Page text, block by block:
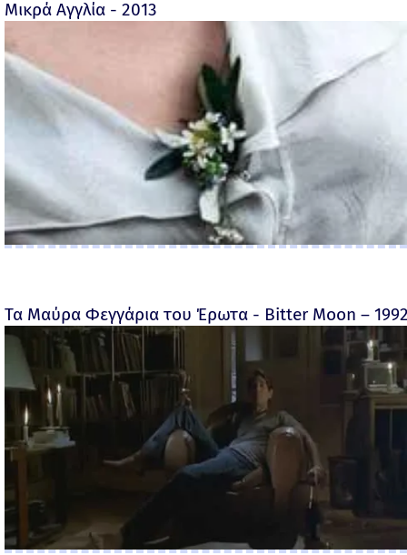
Μικρά Αγγλία - 2013
Τα Μαύρα Φεγγάρια του Έρωτα - Bitter Moon –